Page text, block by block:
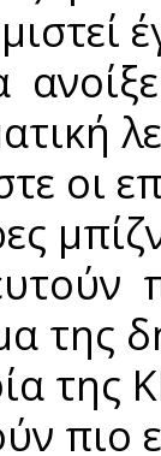
οι
της
της
πιο